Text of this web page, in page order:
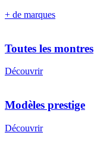
+ de marques
Toutes les montres
Découvrir
Modèles prestige
Découvrir